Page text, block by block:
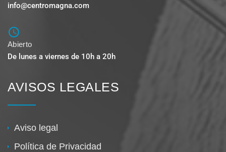
info@centromagna.com
Abierto
De lunes a viernes de 10h a 20h
AVISOS LEGALES
Aviso legal
Política de Privacidad